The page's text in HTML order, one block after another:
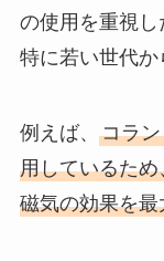
の使用を重視し
特に若い世代か
例えば、 コラ
用しているため
磁気の効果を